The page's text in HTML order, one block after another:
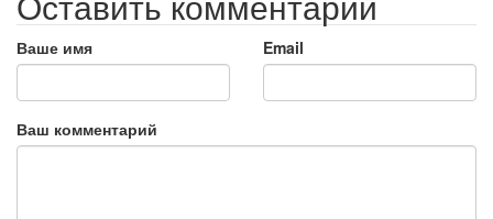
Ваше имя Email
Ваш комментарий